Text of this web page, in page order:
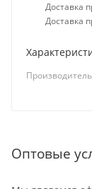
Доставка
Доставка
Производитель
Оптовые